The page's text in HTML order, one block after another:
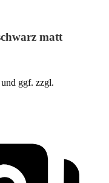
matt
ggf. zzgl.